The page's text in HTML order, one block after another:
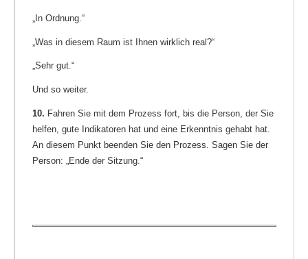
„In Ordnung.“
„Was in diesem Raum ist Ihnen wirklich real?“
„Sehr gut.“
Und so weiter.
10. Fahren Sie mit dem Prozess fort, bis die Person, der Sie
helfen, gute Indikatoren hat und eine Erkenntnis gehabt hat.
An diesem Punkt beenden Sie den Prozess. Sagen Sie der
Person: „Ende der Sitzung.“